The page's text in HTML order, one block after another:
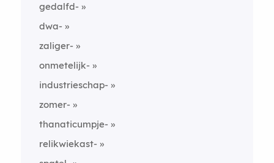
gedalfd-
dwa-
zaliger-
onmetelijk-
industrieschap-
zomer-
thanaticumpje-
relikwiekast-